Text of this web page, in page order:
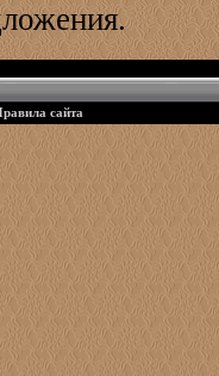
сайта